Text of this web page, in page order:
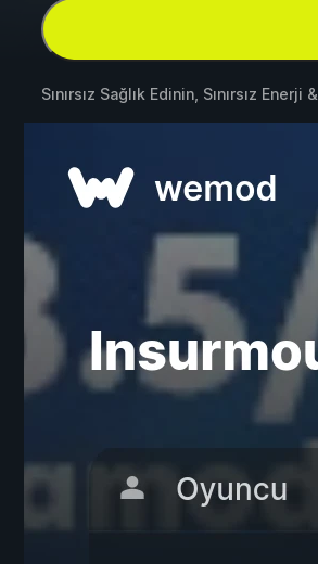
Sınırsız Sağlık Edinin, Sınırsız Enerji &